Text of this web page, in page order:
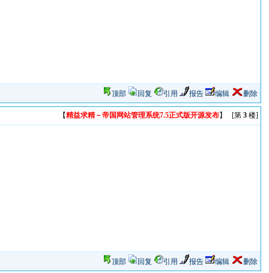
顶部 回复 引用 报告 编辑 删除
【精益求精－帝国网站管理系统7.5正式版开源发布】 [第 3楼]
顶部 回复 引用 报告 编辑 删除